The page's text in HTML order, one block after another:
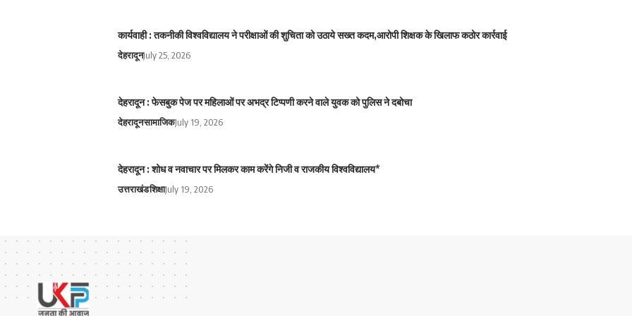
कार्यवाही : तकनीकी विश्वविद्यालय ने परीक्षाओं की शुचिता को उठाये सख्त कदम,आरोपी शिक्षक के खिलाफ कठोर कार्रवाई
देहरादूनJuly 25, 2026
देहरादून : फेसबुक पेज पर महिलाओं पर अभद्र टिप्पणी करने वाले युवक को पुलिस ने दबोचा
देहरादूनसामाजिकJuly 19, 2026
देहरादून : शोध व नवाचार पर मिलकर काम करेंगे निजी व राजकीय विश्वविद्यालय*
उत्तराखंडशिक्षाJuly 19, 2026